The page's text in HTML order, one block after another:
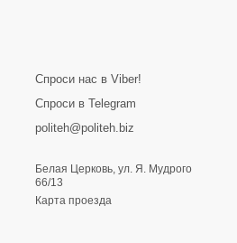
Спроси нас в Viber!
Спроси в Telegram
politeh@politeh.biz
Белая Церковь, ул. Я. Мудрого
66/13
Карта проезда